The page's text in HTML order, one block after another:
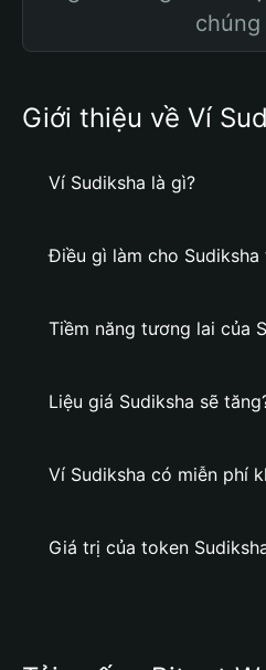
chúng
Giới thiệu về Ví
Ví Sudiksha là gì?
Điều gì làm cho
Tiềm năng tương lai của
Liệu giá Sudiksha sẽ
Ví Sudiksha có miễn phí
Giá trị của token